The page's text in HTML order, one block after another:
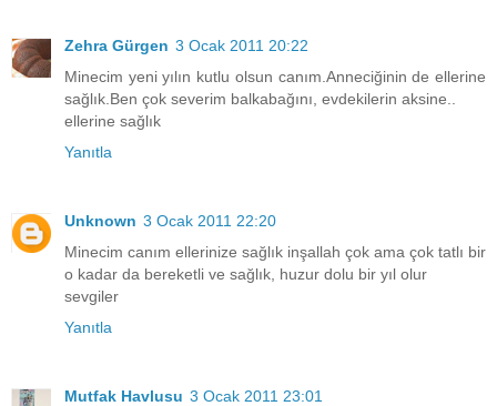
Zehra Gürgen 3 Ocak 2011 20:22
Minecim yeni yılın kutlu olsun canım.Anneciğinin de ellerine
sağlık.Ben çok severim balkabağını, evdekilerin aksine..
ellerine sağlık
Yanıtla
Unknown 3 Ocak 2011 22:20
Minecim canım ellerinize sağlık inşallah çok ama çok tatlı bir
o kadar da bereketli ve sağlık, huzur dolu bir yıl olur
sevgiler
Yanıtla
Mutfak Havlusu 3 Ocak 2011 23:01